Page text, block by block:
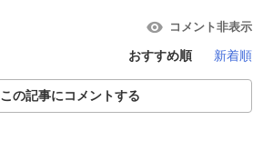
コメント非表示
おすすめ順 新着順
この記事にコメントする